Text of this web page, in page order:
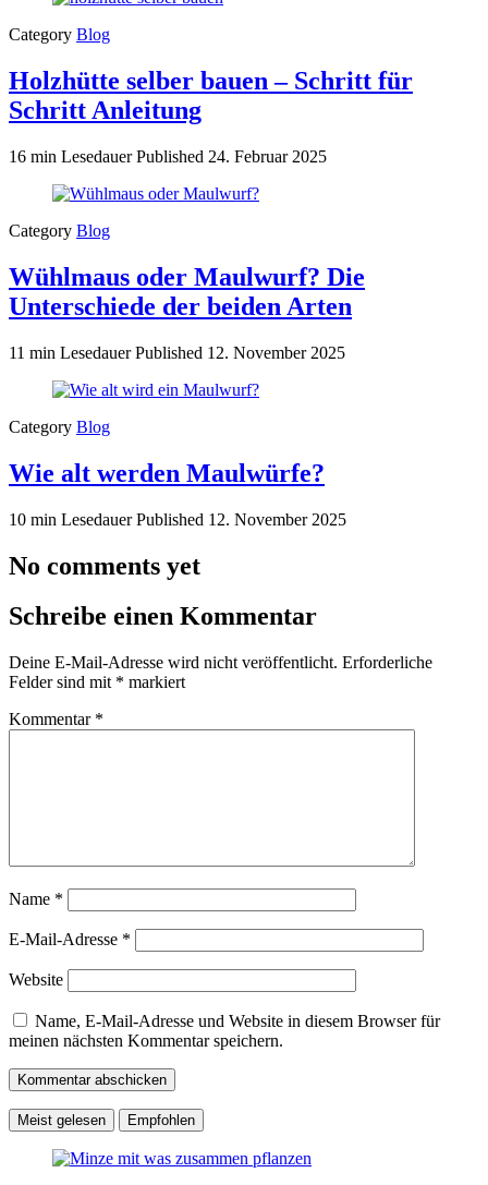
Category Blog
Holzhütte selber bauen – Schritt für
Schritt Anleitung
16 min LesedauerPublished 24. Februar 2025
Category Blog
Wühlmaus oder Maulwurf? Die
Unterschiede der beiden Arten
11 min LesedauerPublished 12. November 2025
Category Blog
Wie alt werden Maulwürfe?
10 min LesedauerPublished 12. November 2025
No comments yet
Schreibe einen Kommentar
Deine E-Mail-Adresse wird nicht veröffentlicht. Erforderliche
Felder sind mit * markiert
Kommentar *
Name *
E-Mail-Adresse *
Website
Name, E-Mail-Adresse und Website in diesem Browser für
meinen nächsten Kommentar speichern.
Meist gelesen Empfohlen